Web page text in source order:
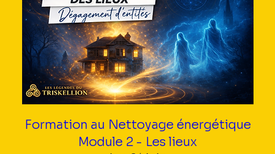
Formation au Nettoyage énergétique
Module 2 - Les lieux